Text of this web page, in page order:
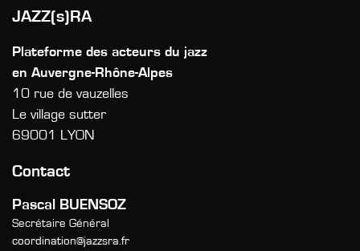
JAZZ(s)RA
Plateforme des acteurs du jazz
en Auvergne-Rhône-Alpes
10 rue de vauzelles
Le village sutter
69001 LYON
Contact
Pascal BUENSOZ
Secrétaire Général
coordination@jazzsra.fr